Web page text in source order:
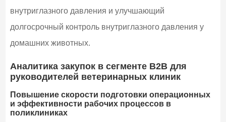
внутриглазного давления и улучшающий
долгосрочный контроль внутриглазного давления у
домашних животных.
Аналитика закупок в сегменте B2B для
руководителей ветеринарных клиник
Повышение скорости подготовки операционных
и эффективности рабочих процессов в
поликлиниках